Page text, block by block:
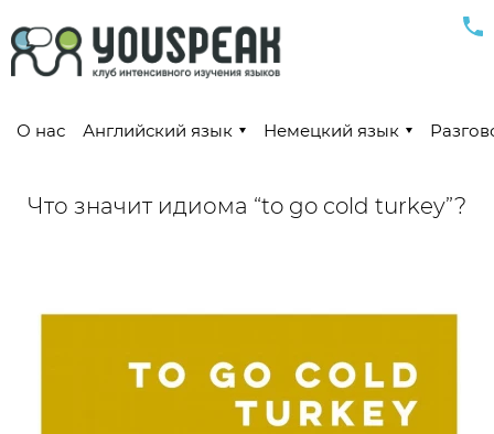
О нас Английский язык Немецкий язык
Что значит идиома “to go cold turkey”?